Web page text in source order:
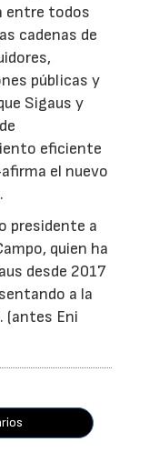
entre todos
cadenas de
públicas y
Sigaus y
eficiente
el nuevo
presidente a
quien ha
desde 2017
a la
(antes Eni